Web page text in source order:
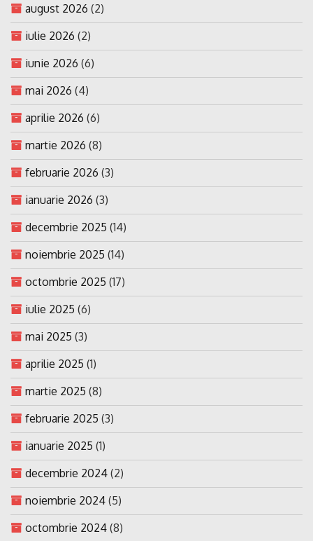
august 2026 (2)
iulie 2026 (2)
iunie 2026 (6)
mai 2026 (4)
aprilie 2026 (6)
martie 2026 (8)
februarie 2026 (3)
ianuarie 2026 (3)
decembrie 2025 (14)
noiembrie 2025 (14)
octombrie 2025 (17)
iulie 2025 (6)
mai 2025 (3)
aprilie 2025 (1)
martie 2025 (8)
februarie 2025 (3)
ianuarie 2025 (1)
decembrie 2024 (2)
noiembrie 2024 (5)
octombrie 2024 (8)